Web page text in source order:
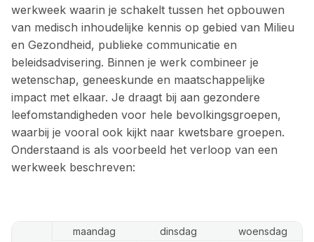
werkweek waarin je schakelt tussen het opbouwen
van medisch inhoudelijke kennis op gebied van Milieu
en Gezondheid, publieke communicatie en
beleidsadvisering. Binnen je werk combineer je
wetenschap, geneeskunde en maatschappelijke
impact met elkaar. Je draagt bij aan gezondere
leefomstandigheden voor hele bevolkingsgroepen,
waarbij je vooral ook kijkt naar kwetsbare groepen.
Onderstaand is als voorbeeld het verloop van een
werkweek beschreven:
maandag dinsdag woensdag